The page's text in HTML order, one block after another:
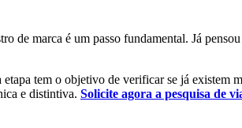
de marca é um passo fundamental. Já
tem o objetivo de verificar se já existem
e distintiva. Solicite agora a pesquisa de